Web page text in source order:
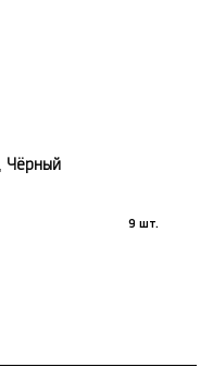
Чёрный
9 шт.